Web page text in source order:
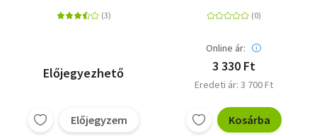
Előjegyezhető
Előjegyzem
Online ár:
3 330 Ft
Eredeti ár: 3 700 Ft
Kosárba